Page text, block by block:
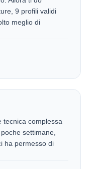
9 profili validi
meglio di
tecnica complessa
settimane,
ha permesso di